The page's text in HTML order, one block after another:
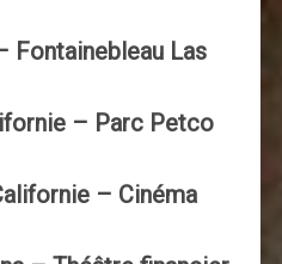
Fontainebleau Las
– Parc Petco
– Cinéma